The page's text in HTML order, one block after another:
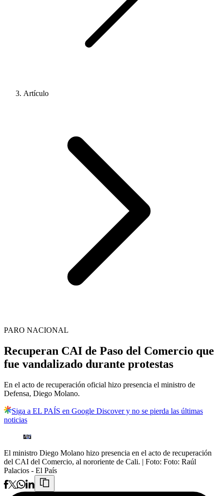
Artículo
PARO NACIONAL
Recuperan CAI de Paso del Comercio que
fue vandalizado durante protestas
En el acto de recuperación oficial hizo presencia el ministro de
Defensa, Diego Molano.
Siga a EL PAÍS en Google Discover y no se pierda las últimas
noticias
El ministro Diego Molano hizo presencia en el acto de recuperación
del CAI del Comercio, al nororiente de Cali. | Foto: Foto: Raúl
Palacios - El País